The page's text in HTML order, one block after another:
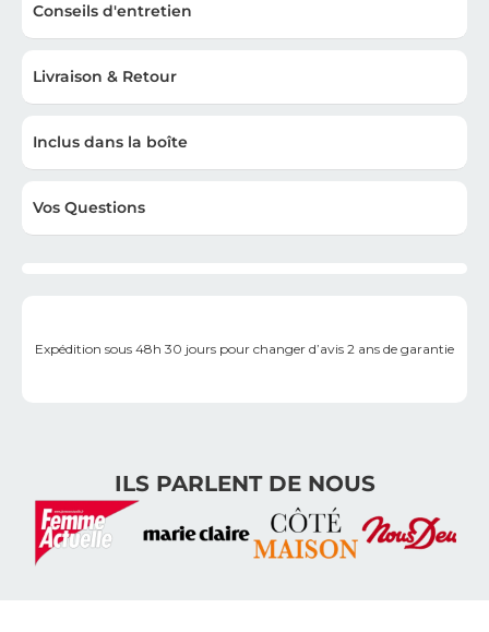
Conseils d'entretien
Livraison & Retour
Inclus dans la boîte
Vos Questions
Expédition sous 48h 30 jours pour changer d’avis 2 ans de garantie
ILS PARLENT DE NOUS